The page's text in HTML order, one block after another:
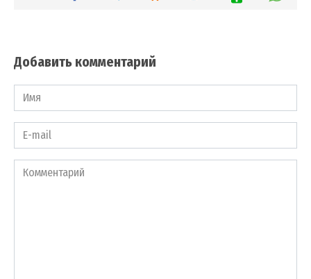
Добавить комментарий
Имя
*
mail
*Комментарий